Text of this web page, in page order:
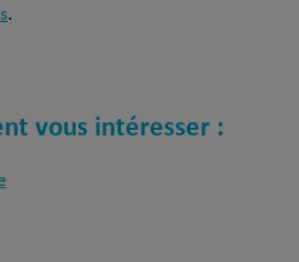
.
vous intéresser :